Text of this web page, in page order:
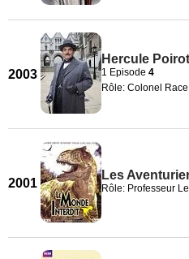
2003
Hercule
1 Episode 4
Rôle: Colonel Race
2001
Les
Rôle: Professeur